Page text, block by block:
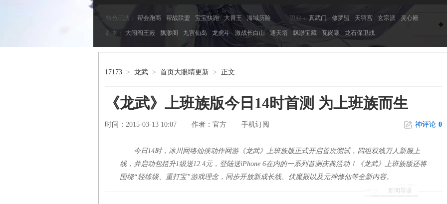
特色玩法： 帮会跑商 帮战联盟 宝宝快跑 大胃王 海域历险 职业： 真武门 修罗盟 天羽宫 玄宗派 灵心殿
副本： 大闹阎王殿 飘渺阁 九宫仙岛 龙虎斗 激战长白山 通天塔 飘渺宝藏 瓦岗寨 龙石保卫战
17173 > 龙武 > 首页大眼睛更新 > 正文
《龙武》上班族版今日14时首测 为上班族而生
时间：2015-03-13 10:07 作者： 官方 手机订阅 神评论 0
新闻导语
今日14时，冰川网络仙侠动作网游《龙武》上班族版正式开启首次测试，四组双线万人新服上
线，并启动包括升1级送12.4元，登陆送iPhone 6在内的一系列首测庆典活动！《龙武》上班族版还将
围绕“轻练级、重打宝”游戏理念，同步开放新成长线、伏魔殿以及元神修仙等全新内容。